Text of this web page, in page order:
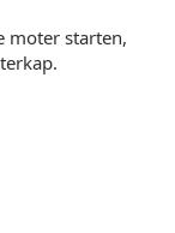
moter starten,